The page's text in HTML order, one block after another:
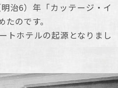
治6）年「カッテージ・イ
のです。
トホテルの起源となりまし